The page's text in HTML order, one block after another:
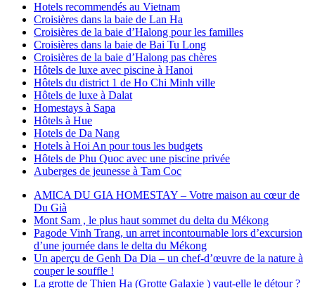
Hotels recommendés au Vietnam
Croisières dans la baie de Lan Ha
Croisières de la baie d’Halong pour les familles
Croisières dans la baie de Bai Tu Long
Croisières de la baie d’Halong pas chères
Hôtels de luxe avec piscine à Hanoi
Hôtels du district 1 de Ho Chi Minh ville
Hôtels de luxe à Dalat
Homestays à Sapa
Hôtels à Hue
Hotels de Da Nang
Hotels à Hoi An pour tous les budgets
Hôtels de Phu Quoc avec une piscine privée
Auberges de jeunesse à Tam Coc
AMICA DU GIA HOMESTAY – Votre maison au cœur de
Du Già
Mont Sam , le plus haut sommet du delta du Mékong
Pagode Vinh Trang, un arret incontournable lors d’excursion
d’une journée dans le delta du Mékong
Un aperçu de Genh Da Dia – un chef-d’œuvre de la nature à
couper le souffle !
La grotte de Thien Ha (Grotte Galaxie ) vaut-elle le détour ?